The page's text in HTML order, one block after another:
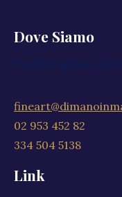
Dove Siamo
Via XXV Aprile, 59,
02 953 452 82
334 504 5138
Link